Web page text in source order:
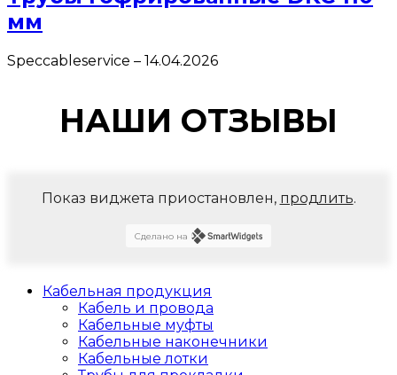
мм
Speccableservice – 14.04.2026
НАШИ ОТЗЫВЫ
Показ виджета приостановлен, продлить.
Сделано на
Кабельная продукция
Кабель и провода
Кабельные муфты
Кабельные наконечники
Кабельные лотки